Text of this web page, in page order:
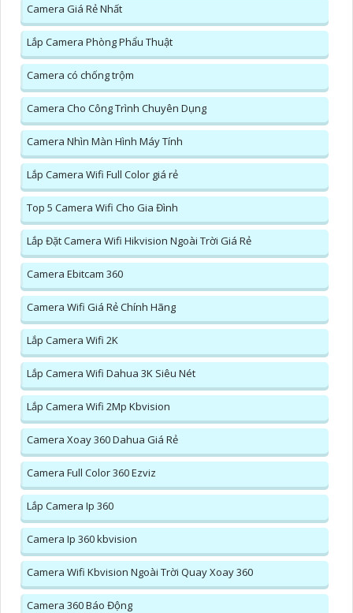
Camera Giá Rẻ Nhất
Lắp Camera Phòng Phẩu Thuật
Camera có chống trộm
Camera Cho Công Trình Chuyên Dụng
Camera Nhìn Màn Hình Máy Tính
Lắp Camera Wifi Full Color giá rẻ
Top 5 Camera Wifi Cho Gia Đình
Lắp Đặt Camera Wifi Hikvision Ngoài Trời Giá Rẻ
Camera Ebitcam 360
Camera Wifi Giá Rẻ Chính Hãng
Lắp Camera Wifi 2K
Lắp Camera Wifi Dahua 3K Siêu Nét
Lắp Camera Wifi 2Mp Kbvision
Camera Xoay 360 Dahua Giá Rẻ
Camera Full Color 360 Ezviz
Lắp Camera Ip 360
Camera Ip 360 kbvision
Camera Wifi Kbvision Ngoài Trời Quay Xoay 360
Camera 360 Báo Động